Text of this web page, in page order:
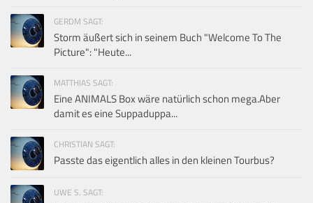
GERDM SAGT:
Storm äußert sich in seinem Buch "Welcome To The
Picture": "Heute...
MATTHIAS SAGT:
Eine ANIMALS Box wäre natürlich schon mega.Aber
damit es eine Suppaduppa...
CHRISTIAN SAGT:
Passte das eigentlich alles in den kleinen Tourbus?
UWE S. SAGT: